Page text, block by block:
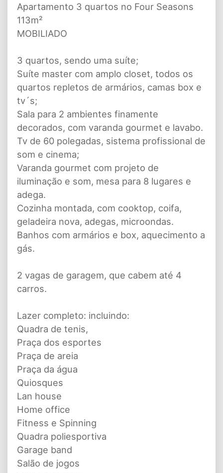
Apartamento 3 quartos no Four Seasons
113m²
MOBILIADO
3 quartos, sendo uma suíte;
Suíte master com amplo closet, todos os
quartos repletos de armários, camas box e
tv´s;
Sala para 2 ambientes finamente
decorados, com varanda gourmet e lavabo.
Tv de 60 polegadas, sistema profissional de
som e cinema;
Varanda gourmet com projeto de
iluminação e som, mesa para 8 lugares e
adega.
Cozinha montada, com cooktop, coifa,
geladeira nova, adegas, microondas.
Banhos com armários e box, aquecimento a
gás.
2 vagas de garagem, que cabem até 4
carros.
Lazer completo: incluindo:
Quadra de tenis,
Praça dos esportes
Praça de areia
Praça da água
Quiosques
Lan house
Home office
Fitness e Spinning
Quadra poliesportiva
Garage band
Salão de jogos